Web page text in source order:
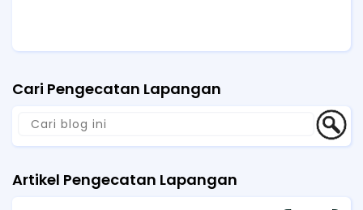
Cari Pengecatan Lapangan
Artikel Pengecatan Lapangan